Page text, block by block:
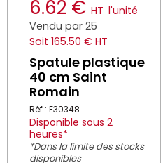
6.62 € HT l'unité
Vendu par 25
Soit 165.50 € HT
Spatule plastique
40 cm Saint
Romain
Réf : E30348
Disponible sous 2
heures*
*Dans la limite des stocks
disponibles